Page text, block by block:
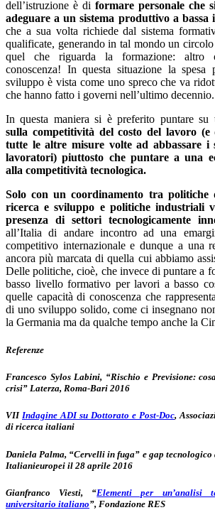
dell’istruzione è di formare personale che
adeguare a un sistema produttivo a bassa
che a sua volta richiede dal sistema
qualificate, generando in tal mondo un
quel che riguarda la formazione: altro
conoscenza! In questa situazione la
sviluppo è vista come uno spreco che va
che hanno fatto i governi nell’ultimo decennio.
In questa maniera si è preferito puntare su
sulla competitività del costo del lavoro
tutte le altre misure volte ad abbassare i
lavoratori) piuttosto che puntare a una
alla competitività tecnologica.
Solo con un coordinamento tra politiche
ricerca e sviluppo e politiche industriali
presenza di settori tecnologicamente
all’Italia di andare incontro ad una
competitivo internazionale e dunque a una
ancora più marcata di quella cui abbiamo
Delle politiche, cioè, che invece di puntare a
basso livello formativo per lavori a basso
quelle capacità di conoscenza che
di uno sviluppo solido, come ci insegnano
la Germania ma da qualche tempo anche la
Referenze
Francesco Sylos Labini, “Rischio e Previsione:
crisi” Laterza, Roma-Bari 2016
VII Indagine ADI su Dottorato e Post-Doc,
di ricerca italiani
Daniela Palma, “Cervelli in fuga” e gap
Italianieuropei il 28 aprile 2016
Gianfranco Viesti, “Elementi per un’analisi
universitario italiano”, Fondazione RES